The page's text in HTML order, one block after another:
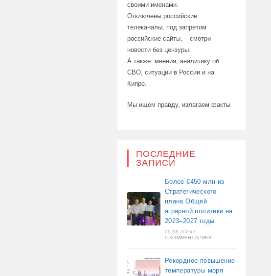
своими именами.
Отключены российские
телеканалы, под запретом
российские сайты, – смотри
новости без цензуры.
А также: мнения, аналитику об
СВО, ситуации в России и на
Кипре.
Мы ищем правду, излагаем факты
ПОСЛЕДНИЕ
ЗАПИСИ
Более €450 млн из
Стратегического
плана Общей
аграрной политики на
2023–2027 годы
09.08.2026 /
0 КОММЕНТАРИЕВ
Рекордное повышение
температуры моря